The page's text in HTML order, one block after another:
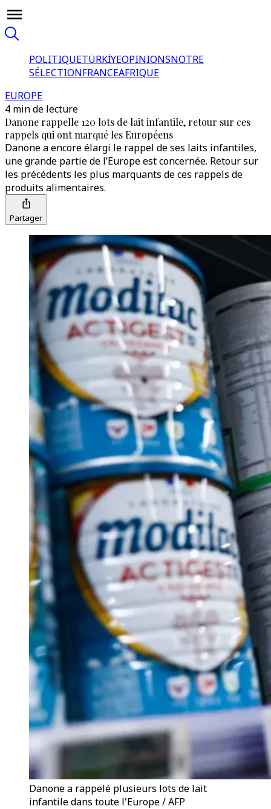
POLITIQUETÜRKİYEOPINIONSNOTRE
SÉLECTIONFRANCEAFRIQUE
EUROPE
4 min de lecture
Danone rappelle 120 lots de lait infantile, retour sur ces
rappels qui ont marqué les Européens
Danone a encore élargi le rappel de ses laits infantiles,
une grande partie de l’Europe est concernée. Retour sur
les précédents les plus marquants de ces rappels de
produits alimentaires.
Partager
Danone a rappelé plusieurs lots de lait
infantile dans toute l'Europe / AFP